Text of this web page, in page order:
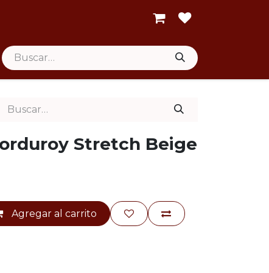
Stretch Beige
Agregar al carrito